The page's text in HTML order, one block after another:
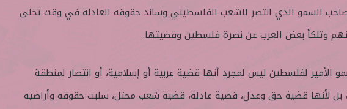
السمو الذي انتصر للشعب الفلسطيني وساند حقوقه العادلة في وقت تخلى
وتلكأ بعض العرب عن نصرة فلسطين وقضيتها.
الأمير لفلسطين ليس لمجرد أنها قضية عربية أو إسلامية، أو انتصار لمنطقة
بل لأنها قضية حق وعدل، قضية عادلة، قضية شعب محتل، سلبت حقوقه وأراضيه